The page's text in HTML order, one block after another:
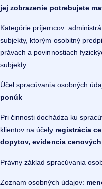
jej zobrazenie potrebujete
Kategórie príjemcov:
subjekty, ktorým osobitný
právach a povinnostiach
subjekty.
Účel spracúvania osobných
ponúk
Pri činnosti dochádza ku
klientov na účely registrácia
dopytov, evidencia
Právny základ spracúvania
Zoznam osobných údajov: